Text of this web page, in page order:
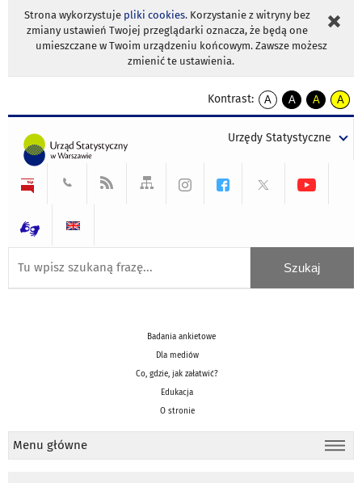
Strona wykorzystuje pliki cookies. Korzystanie z witryny bez
zmiany ustawień Twojej przeglądarki oznacza, że będą one
umieszczane w Twoim urządzeniu końcowym. Zawsze możesz
zmienić te ustawienia.
Kontrast:
A
kontrast
A
kontrast
tekst
czarnym
A
kontrast
tekst
czarnym
A
tekst
żółtym
Urzędy Statystyczne
Badania ankietowe
Dla mediów
Co, gdzie, jak załatwić?
Edukacja
O stronie
Menu główne